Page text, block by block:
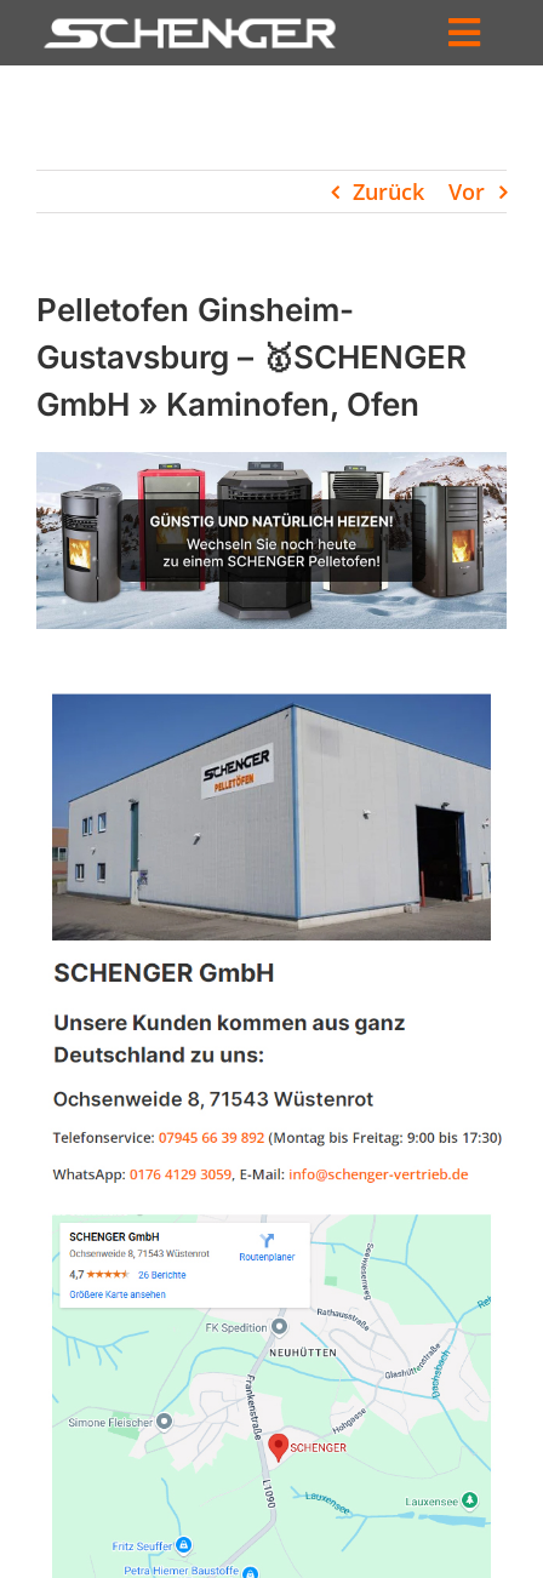
Inhalt
HÄNDLERSUCHE
UNTERNEHMEN
PROFIL
WARENKORB
PRODUCTS
SEARCH
Zurück Vor
Pelletofen Ginsheim-
Gustavsburg – 🥇SCHENGER
GmbH » Kaminofen, Ofen